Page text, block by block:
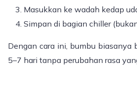
Masukkan ke wadah kedap
Simpan di bagian chiller
Dengan cara ini, bumbu biasanya
5–7 hari tanpa perubahan rasa